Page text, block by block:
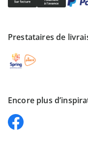
Prestataires de
Encore plus